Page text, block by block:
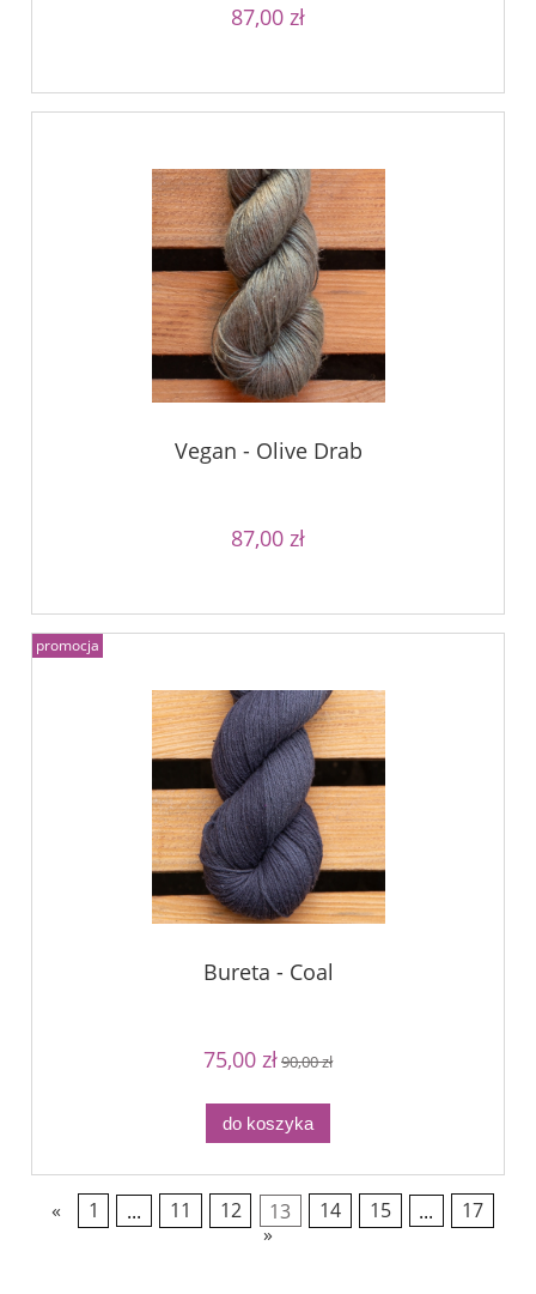
87,00 zł
Vegan - Olive Drab
87,00 zł
Bureta - Coal
75,00 zł90,00 zł
do koszyka
promocja
« 1 ... 11 12 13 14 15 ...
17
»